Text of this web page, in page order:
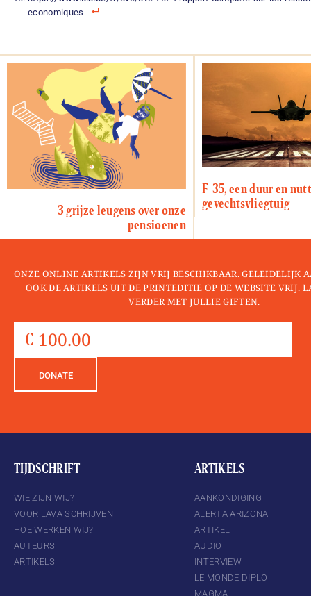
economiques
3 grijze leugens over onze
pensioenen
F-35, een duur en
gevechtsvliegtuig
ONZE ONLINE ARTIKELS ZIJN VRIJ BESCHIKBAAR. GELEIDELIJK
OOK DE ARTIKELS UIT DE PRINTEDITIE OP DE WEBSITE VRIJ.
VERDER MET JULLIE GIFTEN.
DONATE
TIJDSCHRIFT
WIE ZIJN WIJ?
VOOR LAVA SCHRIJVEN
HOE WERKEN WIJ?
AUTEURS
ARTIKELS
ARTIKELS
AANKONDIGING
ALERTA ARIZONA
ARTIKEL
AUDIO
INTERVIEW
LE MONDE DIPLO
MAGMA